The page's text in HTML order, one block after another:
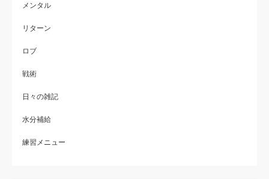
メンタル
リターン
ロブ
戦術
日々の雑記
水分補給
練習メニュー